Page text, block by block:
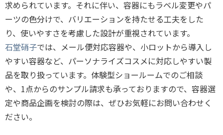
求められています。それに伴い、容器にもラベル変更やパ
ーツの色分けで、バリエーションを持たせる工夫をした
り、使いやすさを考慮した設計が重視されています。
石堂硝子では、メール便対応容器や、小ロットから導入し
やすい容器など、パーソナライズコスメに対応しやすい製
品を取り扱っています。体験型ショールームでのご相談
や、1点からのサンプル請求も承っておりますので、容器選
定や商品企画を検討の際は、ぜひお気軽にお問い合わせく
ださい。